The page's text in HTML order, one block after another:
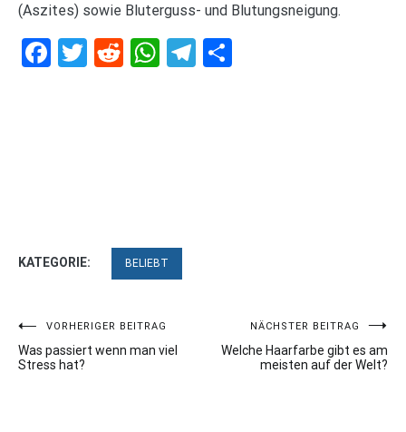
(Aszites) sowie Bluterguss- und Blutungsneigung.
Facebook
Twitter
RedditWhatsApp
Telegram
KATEGORIE: BELIEBT
Beitragsnavigation
VORHERIGER BEITRAG
Was passiert wenn man viel
Stress hat?
NÄCHSTER BEITRAG
Welche Haarfarbe gibt es am
meisten auf der Welt?